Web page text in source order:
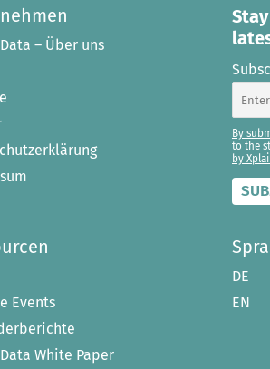
– Über uns
By
to the
by
Events
White Paper
DE
EN